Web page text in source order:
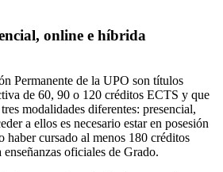
online e híbrida
Permanente de la UPO son títulos
de 60, 90 o 120 créditos ECTS y que
modalidades diferentes: presencial,
a ellos es necesario estar en posesión
cursado al menos 180 créditos
oficiales de Grado.